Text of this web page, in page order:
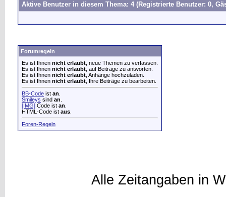
Aktive Benutzer in diesem Thema: 4 (Registrierte Benutzer: 0,
Forumregeln
Es ist Ihnen nicht erlaubt , neue Themen zu verfassen.
Es ist Ihnen nicht erlaubt , auf Beiträge zu antworten.
Es ist Ihnen nicht erlaubt , Anhänge hochzuladen.
Es ist Ihnen nicht erlaubt , Ihre Beiträge zu bearbeiten.
BB-Code ist an
Smileys sind an
[IMG] Code ist an
HTML-Code ist aus
Foren-Regeln
Alle Zeitangaben in